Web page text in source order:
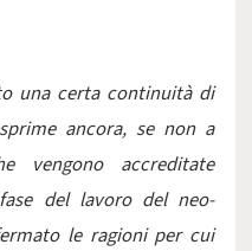
una certa continuità di
ancora, se non a
vengono accreditate
del lavoro del neo-
le ragioni per cui